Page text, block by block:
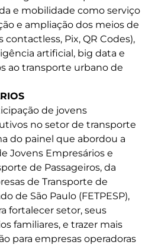
e mobilidade como serviço
e ampliação dos meios de
Pix, QR Codes),
artificial, big data e
ao transporte urbano de
de jovens
no setor de transporte
do painel que abordou a
Jovens Empresários e
de Passageiros, da
de Transporte de
de São Paulo (FETPESP),
fortalecer setor, seus
familiares, e trazer mais
para empresas operadoras